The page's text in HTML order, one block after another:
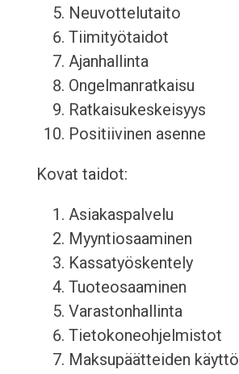
Neuvottelutaito
Tiimityötaidot
Ajanhallinta
Ongelmanratkaisu
Ratkaisukeskeisyys
Positiivinen asenne
Kovat taidot:
Asiakaspalvelu
Myyntiosaaminen
Kassatyöskentely
Tuoteosaaminen
Varastonhallinta
Tietokoneohjelmistot
Maksupäätteiden käyttö